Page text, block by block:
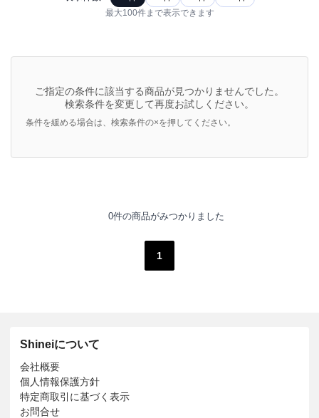
最大100件まで表示できます
ご指定の条件に該当する商品が見つかりませんでした。
検索条件を変更して再度お試しください。
条件を緩める場合は、検索条件の×を押してください。
0件の商品がみつかりました
1
Shineiについて
会社概要
個人情報保護方針
特定商取引に基づく表示
お問合せ